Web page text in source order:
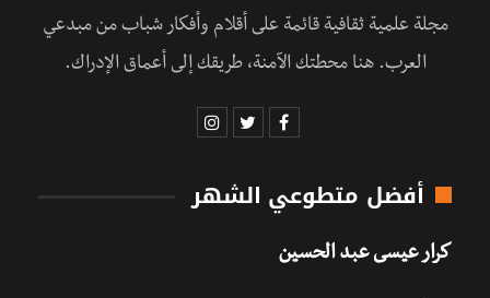
مجلة علمية ثقافية قائمة على أقلام وأفكار شباب من مبدعي
العرب. هنا محطتك الآمنة، طريقك إلى أعماق الإدراك.
أفضل متطوعي الشهر
كرار عيسى عبد الحسين